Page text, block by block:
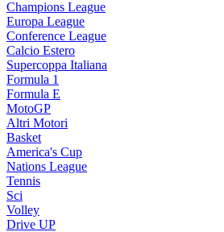
Champions League
Europa League
Conference League
Calcio Estero
Supercoppa Italiana
Formula 1
Formula E
MotoGP
Altri Motori
Basket
America's Cup
Nations League
Tennis
Sci
Volley
Drive UP